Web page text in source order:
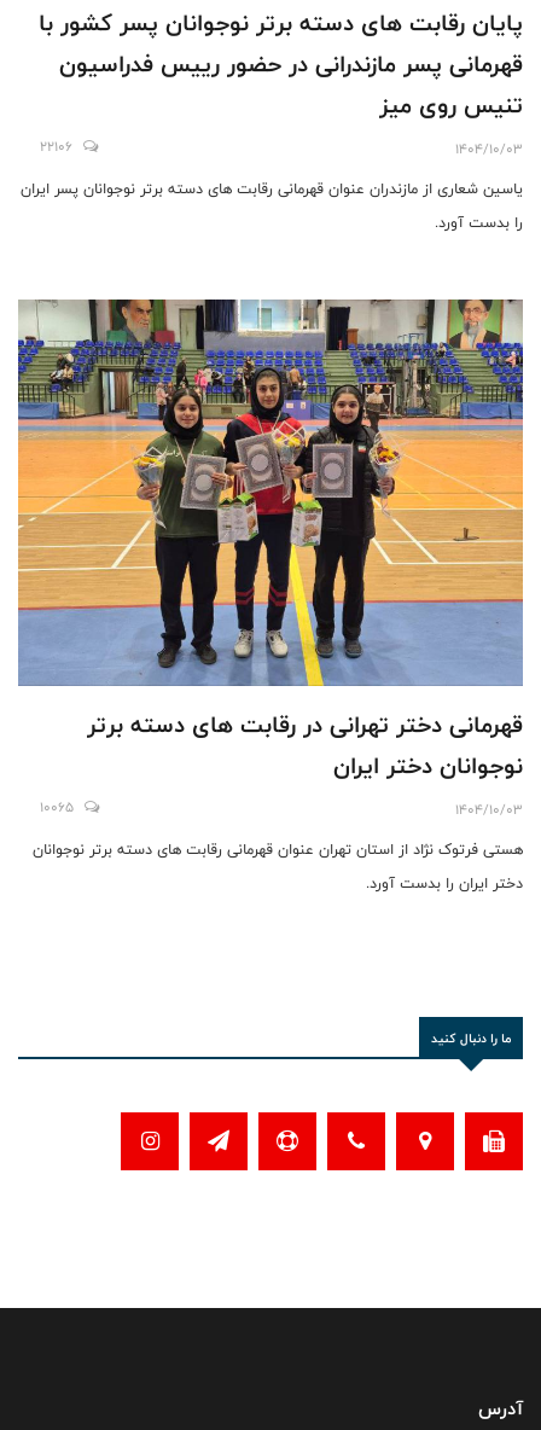
پایان رقابت های دسته برتر نوجوانان پسر کشور با
قهرمانی پسر مازندرانی در حضور رییس فدراسیون
تنیس روی میز
1404/10/03
22106
یاسین شعاری از مازندران عنوان قهرمانی رقابت های دسته برتر نوجوانان پسر ایران
را بدست آورد.
قهرمانی دختر تهرانی در رقابت های دسته برتر
نوجوانان دختر ایران
1404/10/03
10065
هستی فرتوک نژاد از استان تهران عنوان قهرمانی رقابت های دسته برتر نوجوانان
دختر ایران را بدست آورد.
ما را دنبال کنید
آدرس